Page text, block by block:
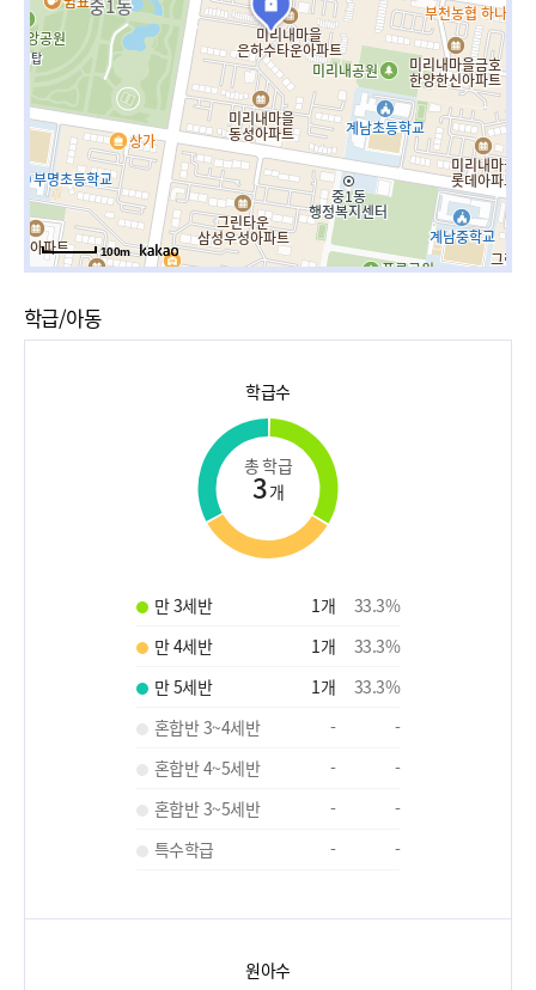
100m
학급/아동
학급수
총 학급
3개
만 3세반 1개 33.3%
만 4세반
1개 33.3%
만 5세반
1개 33.3%
혼합반 3~4세반
-
-
혼합반 4~5세반
-
-
혼합반 3~5세반
-
-
특수학급
- -
원아수